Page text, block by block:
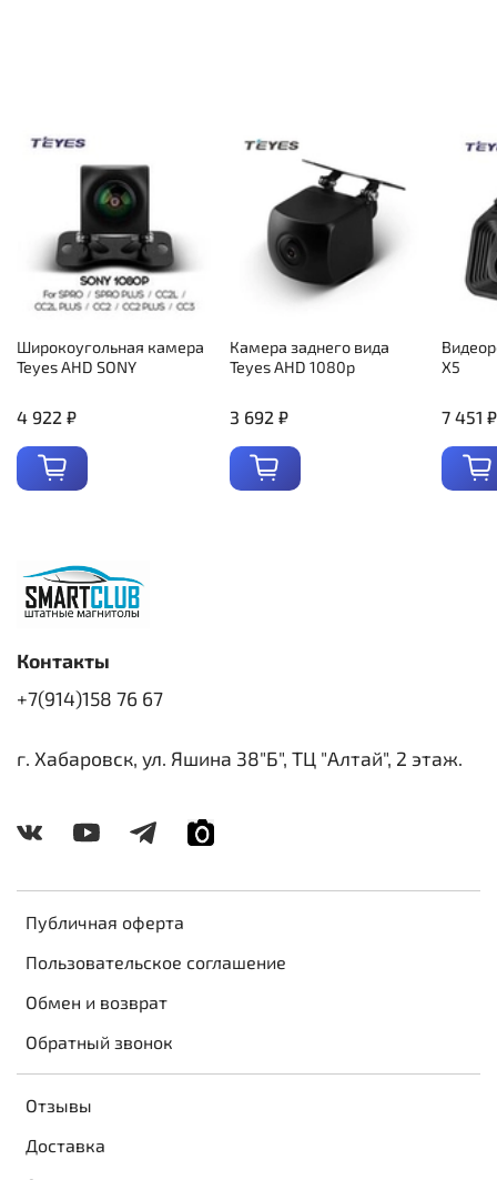
Широкоугольная камера
Teyes AHD SONY
4 922 ₽
Камера заднего вида
Teyes AHD 1080p
3 692 ₽
X5
7 451 ₽
Публичная оферта
Пользовательское соглашение
Обмен и возврат
Обратный звонок
Отзывы
Доставка
Контакты
+7(914)158 76 67
г. Хабаровск, ул. Яшина 38"Б", ТЦ "Алтай", 2 этаж.